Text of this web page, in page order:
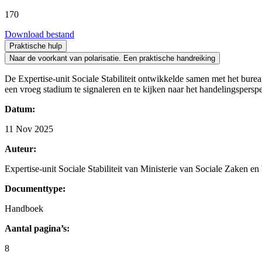
170
Download bestand
Praktische hulp
Naar de voorkant van polarisatie. Een praktische handreiking
De Expertise-unit Sociale Stabiliteit ontwikkelde samen met het
een vroeg stadium te signaleren en te kijken naar het
Datum:
11 Nov 2025
Auteur:
Expertise-unit Sociale Stabiliteit van Ministerie van Sociale Zaken
Documenttype:
Handboek
Aantal pagina’s:
8